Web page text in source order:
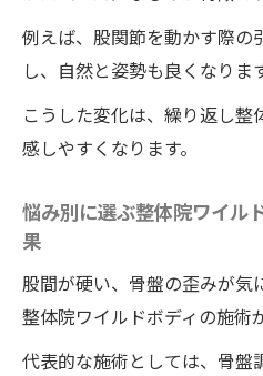
整体院ワイルドボ
善アプローチ
信も手に入れる方法
整体院ワイルドボデ
タルにも好影響を
整体院ワイルドボ
例えば、股関節を動かす際の
し、自然と姿勢も良くなりま
こうした変化は、繰り返し
感しやすくなります。
悩み別に選ぶ整体院ワイル
果
股間が硬い、骨盤の歪みが気
整体院ワイルドボディの施術
代表的な施術としては、骨盤